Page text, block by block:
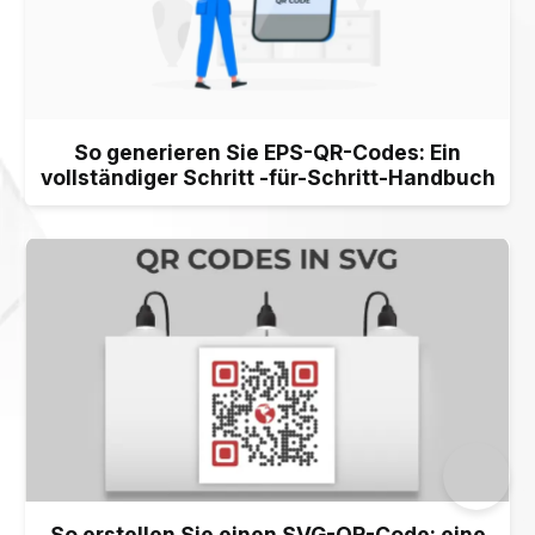
So generieren Sie EPS-QR-Codes: Ein
vollständiger Schritt -für-Schritt-Handbuch
SPANISH
×
This website uses cookies
This website uses cookies to improve user
experience. By using our website you
consent to all cookies in accordance with
Read more
ACCEPT ALL